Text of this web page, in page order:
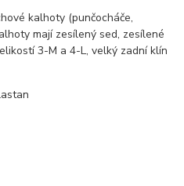
kalhoty (punčocháče,
mají zesílený sed, zesílené
3-M a 4-L, velký zadní klín